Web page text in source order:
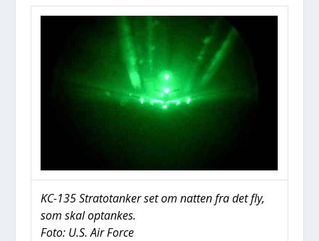
KC-135 Stra­to­tan­ker set om nat­ten fra det fly,
som skal optan­kes.
Foto: U.S. Air For­ce